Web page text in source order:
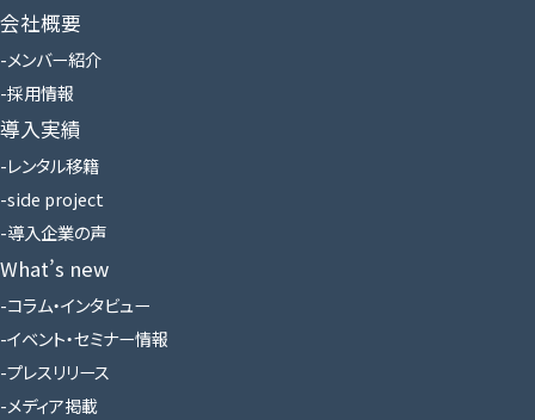
会社概要
メンバー紹介
採用情報
導入実績
レンタル移籍
side project
導入企業の声
What’s new
コラム・インタビュー
イベント・セミナー情報
プレスリリース
メディア掲載